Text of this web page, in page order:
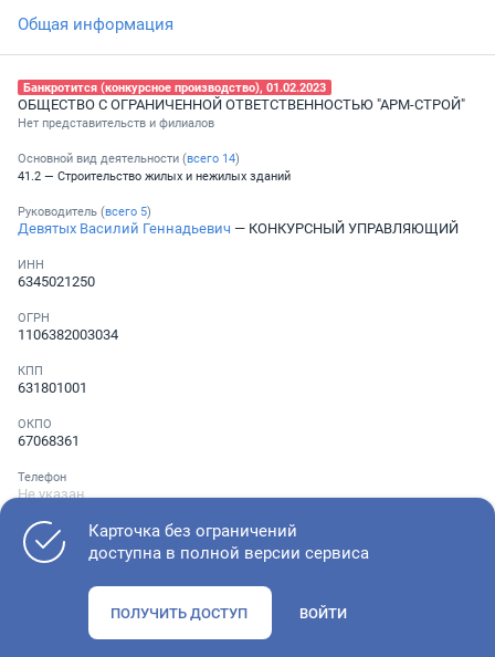
Общая информация
Банкротится (конкурсное производство), 01.02.2023
ОБЩЕСТВО С ОГРАНИЧЕННОЙ ОТВЕТСТВЕННОСТЬЮ "АРМ-СТРОЙ"
Нет представительств и филиалов
Основной вид деятельности (всего 14)
41.2 — Строительство жилых и нежилых зданий
Руководитель (всего 5)
Девятых Василий Геннадьевич — КОНКУРСНЫЙ УПРАВЛЯЮЩИЙ
ИНН
6345021250
ОГРН
1106382003034
КПП
631801001
ОКПО
67068361
Телефон
Не указан
Проверьте учредительные документы, адрес регистрации и
Карточка без ограничений
доступна в полной версии сервиса
ПОЛУЧИТЬ ДОСТУП ВОЙТИ